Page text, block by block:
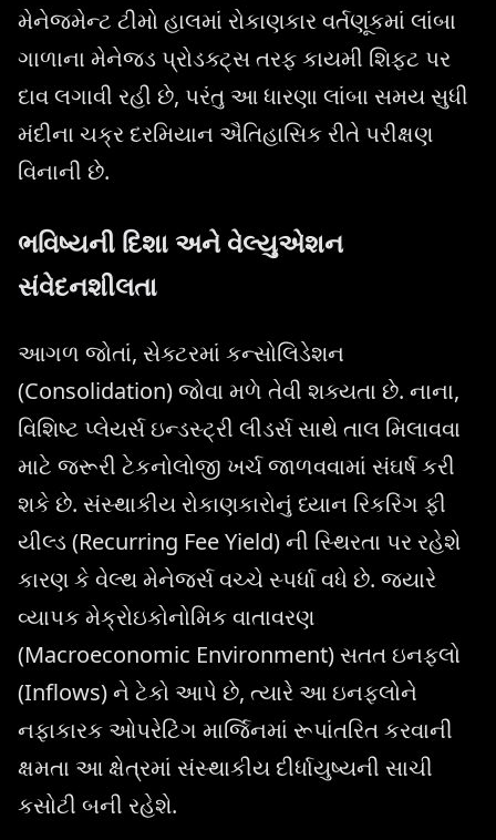
મેનેજમેન્ટ ટીમો હાલમાં રોકાણકાર વર્તણૂકમાં લાંબા
ગાળાના મેનેજ્ડ પ્રોડક્ટ્સ તરફ કાયમી શિફ્ટ પર
દાવ લગાવી રહી છે, પરંતુ આ ધારણા લાંબા સમય સુધી
મંદીના ચક્ર દરમિયાન ઐતિહાસિક રીતે પરીક્ષણ
વિનાની છે.
ભવિષ્યની દિશા અને વેલ્યુએશન
સંવેદનશીલતા
આગળ જોતાં, સેક્ટરમાં કન્સોલિડેશન
(Consolidation) જોવા મળે તેવી શક્યતા છે. નાના,
વિશિષ્ટ પ્લેયર્સ ઇન્ડસ્ટ્રી લીડર્સ સાથે તાલ મિલાવવા
માટે જરૂરી ટેકનોલોજી ખર્ચ જાળવવામાં સંઘર્ષ કરી
શકે છે. સંસ્થાકીય રોકાણકારોનું ધ્યાન રિકરિંગ ફી
યીલ્ડ (Recurring Fee Yield) ની સ્થિરતા પર રહેશે
કારણ કે વેલ્થ મેનેજર્સ વચ્ચે સ્પર્ધા વધે છે. જ્યારે
વ્યાપક મેક્રોઇકોનોમિક વાતાવરણ
(Macroeconomic Environment) સતત ઇનફ્લો
(Inflows) ને ટેકો આપે છે, ત્યારે આ ઇનફ્લોને
નફાકારક ઓપરેટિંગ માર્જિનમાં રૂપાંતરિત કરવાની
ક્ષમતા આ ક્ષેત્રમાં સંસ્થાકીય દીર્ધાયુષ્યની સાચી
કસોટી બની રહેશે.